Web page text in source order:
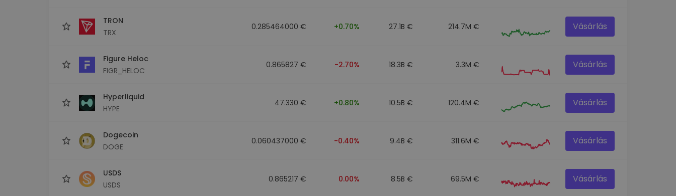
TRON
TRX
0.285464000 € +0.70% 27.1B € 214.7M € Vásárlás
Figure Heloc
FIGR_HELOC
0.865827 € -2.70% 18.3B € 3.3M € Vásárlás
Hyperliquid
HYPE
47.330 € +0.80% 10.5B € 120.4M € Vásárlás
Dogecoin
DOGE
0.060437000 € -0.40% 9.4B € 311.6M € Vásárlás
USDS
USDS
0.865217 € 0.00% 8.5B € 69.5M € Vásárlás